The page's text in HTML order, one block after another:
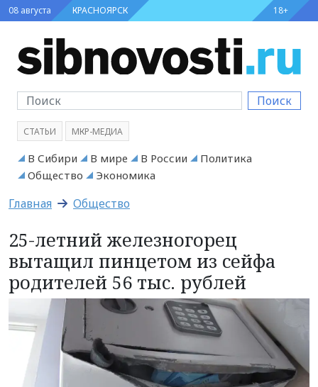
08 августа КРАСНОЯРСК 18+
Поиск
СТАТЬИ МКР-МЕДИА
В Сибири В мире В России
Политика
Общество
Экономика
Главная Общество
25-летний железногорец
вытащил пинцетом из сейфа
родителей 56 тыс. рублей